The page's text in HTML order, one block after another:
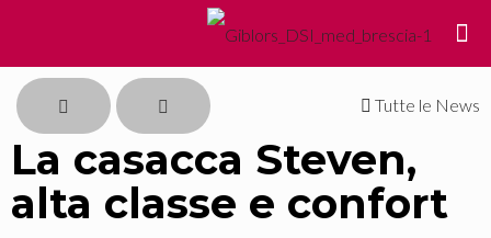
Tutte le News
La casacca Steven,
alta classe e confort